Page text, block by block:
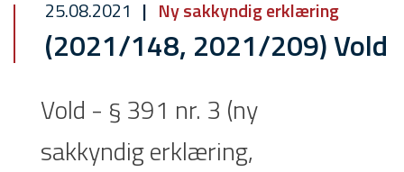
25.08.2021 Ny sakkyndig erklæring
(2021/148, 2021/209) Vold
Vold - § 391 nr. 3 (ny
sakkyndig erklæring,